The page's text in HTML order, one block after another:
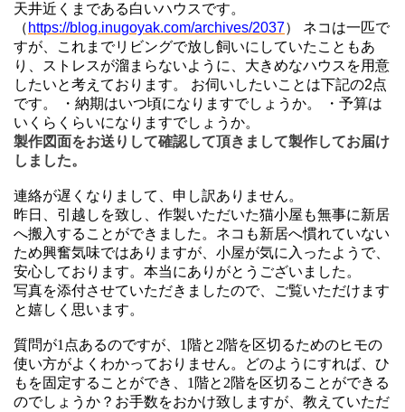
天井近くまである白いハウスです。
（ https://blog.inugoyak.com/archives/2037） ネコは一匹で
すが、これまでリビングで放し飼いにしていたこともあ
り、ストレスが溜まらないように、大きめなハウスを用意
したいと考えております。 お伺いしたいことは下記の2点
です。 ・納期はいつ頃になりますでしょうか。 ・予算は
いくらくらいになりますでしょうか。
製作図面をお送りして確認して頂きまして製作してお届け
しました。
連絡が遅くなりまして、申し訳ありません。
昨日、引越しを致し、作製いただいた猫小屋も無事に新居
へ搬入することができました。ネコも新居へ慣れていない
ため興奮気味ではありますが、小屋が気に入ったようで、
安心しております。本当にありがとうございました。
写真を添付させていただきましたので、ご覧いただけます
と嬉しく思います。
質問が1点あるのですが、1階と2階を区切るためのヒモの
使い方がよくわかっておりません。どのようにすれば、ひ
もを固定することができ、1階と2階を区切ることができる
のでしょうか？ お手数をおかけ致しますが、教えていただ